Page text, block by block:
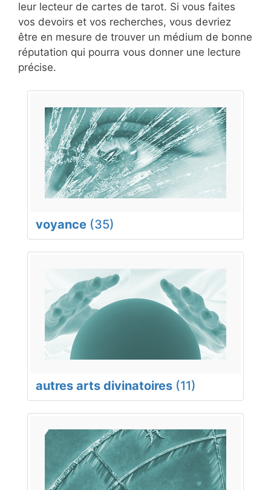
leur lecteur de cartes de tarot. Si vous faites
vos devoirs et vos recherches, vous devriez
être en mesure de trouver un médium de bonne
réputation qui pourra vous donner une lecture
précise.
voyance (35)
autres arts divinatoires (11)